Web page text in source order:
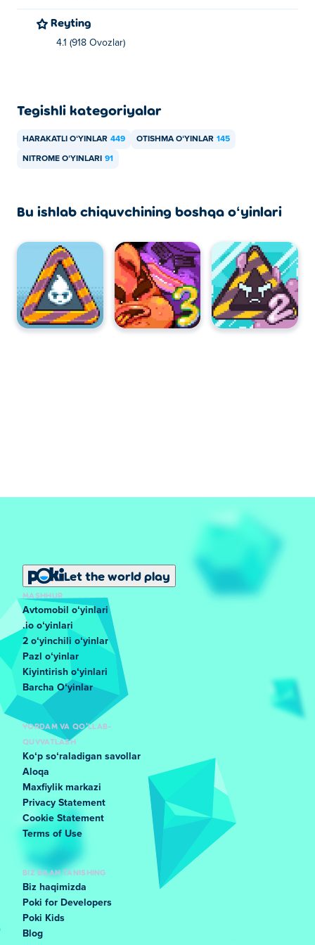
Reyting
4.1 (918 Ovozlar)
Tegishli kategoriyalar
HARAKATLI OʻYINLAR 449 OTISHMA OʻYINLAR 145
NITROME OʻYINLARI 91
Bu ishlab chiquvchining boshqa oʻyinlari
Let the world play
MASHHUR
Avtomobil oʻyinlari
.io oʻyinlari
2 oʻyinchili oʻyinlar
Pazl oʻyinlar
Kiyintirish oʻyinlari
Barcha Oʻyinlar
YORDAM VA QO'LLAB-
QUVVATLASH
Koʻp soʻraladigan savollar
Aloqa
Maxfiylik markazi
Privacy Statement
Cookie Statement
Terms of Use
BIZ BILAN TANISHING
Biz haqimizda
Poki for Developers
Poki Kids
Blog